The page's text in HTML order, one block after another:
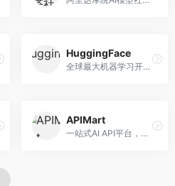
HuggingFace
全球最大机器学习开源社区，整合模型库与开发工具。面向AI研究者和开发者，提供开源模型、数据集、开发工具等资源，开源生态最完善。
APIMart
一站式AI API平台，整合多种AI服务。面向开发者，提供模型API、图像处理、语音识别等服务，API种类丰富。